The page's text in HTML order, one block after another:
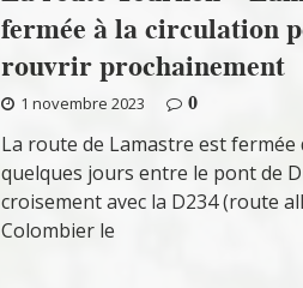
fermée à la circulation
rouvrir prochainement
1 novembre 2023
0
La route de Lamastre est fermée
quelques jours entre le pont de
croisement avec la D234 (route
Colombier le